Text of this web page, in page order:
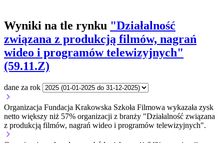
Wyniki na tle rynku "Działalność
związana z produkcją filmów, nagrań
wideo i programów telewizyjnych"
(59.11.Z)
dane za rok
Organizacja Fundacja Krakowska Szkoła Filmowa wykazała zysk
netto większy niż 57% organizacji z branży "Działalność związana
z produkcją filmów, nagrań wideo i programów telewizyjnych".